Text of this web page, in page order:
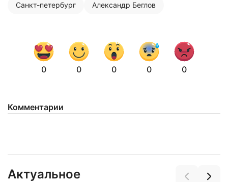
Санкт-петербург Александр Беглов
0 0 0 0 0
Комментарии
Актуальное